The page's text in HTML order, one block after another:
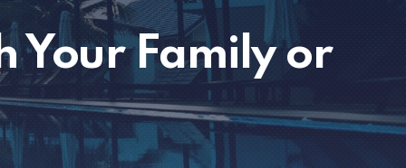
Your Family or